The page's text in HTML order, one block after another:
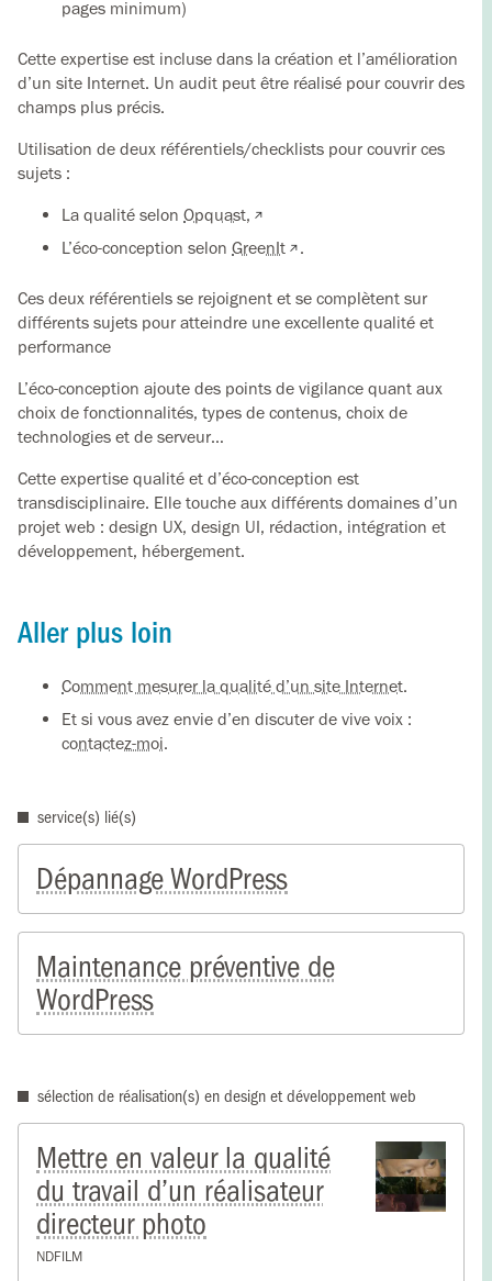
pages minimum)
Cette expertise est incluse dans la création et l’amélioration
d’un site Internet. Un audit peut être réalisé pour couvrir des
champs plus précis.
Utilisation de deux référentiels/checklists pour couvrir ces
sujets :
La qualité selon Opquast,
L’éco-conception selon GreenIt .
Ces deux référentiels se rejoignent et se complètent sur
différents sujets pour atteindre une excellente qualité et
performance
L’éco-conception ajoute des points de vigilance quant aux
choix de fonctionnalités, types de contenus, choix de
technologies et de serveur…
Cette expertise qualité et d’éco-conception est
transdisciplinaire. Elle touche aux différents domaines d’un
projet web : design UX, design UI, rédaction, intégration et
développement, hébergement.
Aller plus loin
Comment mesurer la qualité d’un site Internet.
Et si vous avez envie d’en discuter de vive voix :
contactez-moi.
service(s) lié(s)
Dépannage WordPress
Maintenance préventive de
WordPress
sélection de réalisation(s) en design et développement web
Mettre en valeur la qualité
du travail d’un réalisateur
directeur photo
NDFILM